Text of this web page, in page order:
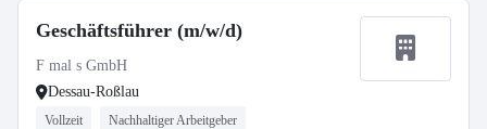
Geschäftsführer (m/w/d)
F mal s GmbH
Dessau-Roßlau
Vollzeit Nachhaltiger Arbeitgeber